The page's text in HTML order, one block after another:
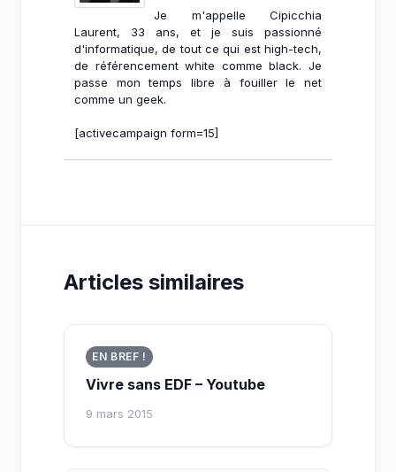
Je m'appelle Cipicchia
Laurent, 33 ans, et je suis passionné
d'informatique, de tout ce qui est high-tech,
de référencement white comme black. Je
passe mon temps libre à fouiller le net
comme un geek.
[activecampaign form=15]
Articles similaires
EN BREF !
Vivre sans EDF – Youtube
9 mars 2015